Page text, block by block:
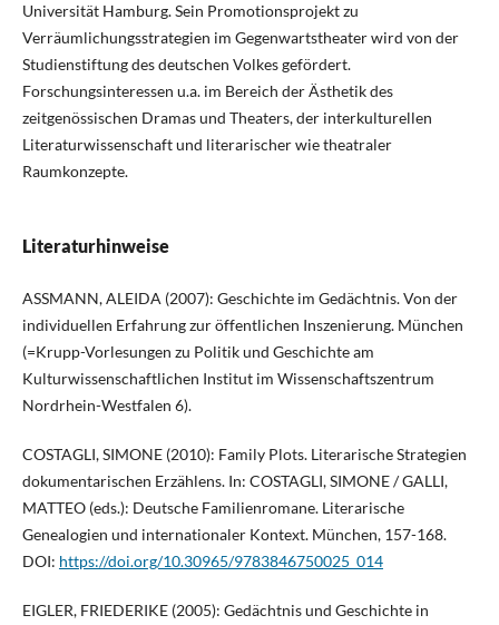
Universität Hamburg. Sein Promotionsprojekt zu
Verräumlichungsstrategien im Gegenwartstheater wird von der
Studienstiftung des deutschen Volkes gefördert.
Forschungsinteressen u.a. im Bereich der Ästhetik des
zeitgenössischen Dramas und Theaters, der interkulturellen
Literaturwissenschaft und literarischer wie theatraler
Raumkonzepte.
Literaturhinweise
ASSMANN, ALEIDA (2007): Geschichte im Gedächtnis. Von der
individuellen Erfahrung zur öffentlichen Inszenierung. München
(=Krupp-Vorlesungen zu Politik und Geschichte am
Kulturwissenschaftlichen Institut im Wissenschaftszentrum
Nordrhein-Westfalen 6).
COSTAGLI, SIMONE (2010): Family Plots. Literarische Strategien
dokumentarischen Erzählens. In: COSTAGLI, SIMONE / GALLI,
MATTEO (eds.): Deutsche Familienromane. Literarische
Genealogien und internationaler Kontext. München, 157-168.
DOI: https://doi.org/10.30965/9783846750025_014
EIGLER, FRIEDERIKE (2005): Gedächtnis und Geschichte in